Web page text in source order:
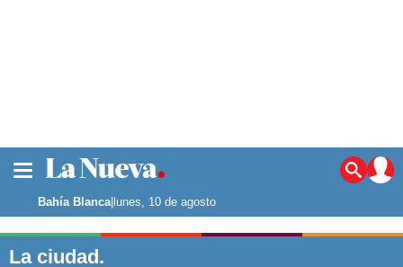
Noticias
La ciudad
Punta Alta
Bahía Blanca|lunes, 10 de agosto
La ciudad.